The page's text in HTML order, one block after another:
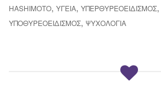
HASHIMOTO, ΥΓΕΊΑ, ΥΠΕΡΘΥΡΕΟΕΙΔΙΣΜΌΣ,
ΥΠΟΘΥΡΕΟΕΙΔΙΣΜΌΣ, ΨΥΧΟΛΟΓΊΑ